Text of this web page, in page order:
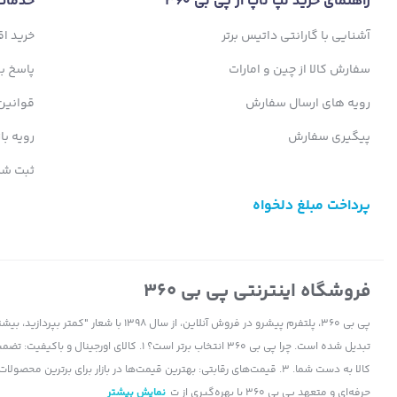
کیفیت تصویر، قلب تپنده این نمایشگر 85 اینچ
آشنایی با گارانتی داتیس برتر
سفارش کالا از چین و امارات
رویه های ارسال سفارش
پیگیری سفارش
خرید
پاسخ
رویه
ثبت
پرداخت مبلغ دلخواه
فروشگاه اینترنتی پی بی 360
پی بی 360، پلتفرم پیشرو در فروش
حرفه‌ای و متعهد پی بی 360 با بهره‌گیری از ت نمایش بیشتر